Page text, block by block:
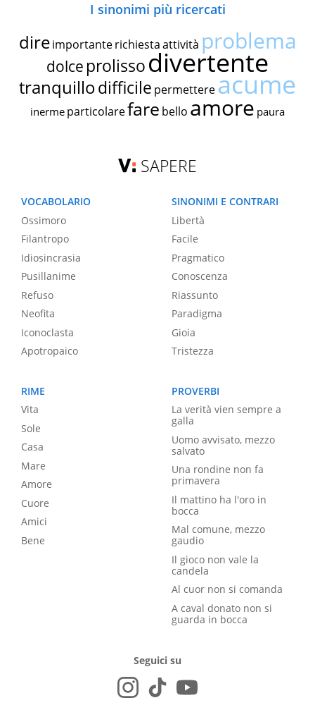
I sinonimi più ricercati
dire importante richiestaattività problema
dolce prolissodivertente
tranquillodifficile permettereacume
inerme particolarefare bello amore paura
SAPERE
VOCABOLARIO
Ossimoro
Filantropo
Idiosincrasia
Pusillanime
Refuso
Neofita
Iconoclasta
Apotropaico
SINONIMI E CONTRARI
Libertà
Facile
Pragmatico
Conoscenza
Riassunto
Paradigma
Gioia
Tristezza
RIME
Vita
Sole
Casa
Mare
Amore
Cuore
Amici
Bene
PROVERBI
La verità vien sempre a
galla
Uomo avvisato, mezzo
salvato
Una rondine non fa
primavera
Il mattino ha l'oro in
bocca
Mal comune, mezzo
gaudio
Il gioco non vale la
candela
Al cuor non si comanda
A caval donato non si
guarda in bocca
Seguici su